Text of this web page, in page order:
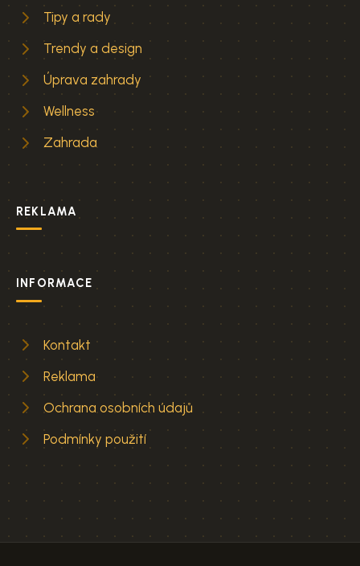
Tipy a rady
Trendy a design
Úprava zahrady
Wellness
Zahrada
REKLAMA
INFORMACE
Kontakt
Reklama
Ochrana osobních údajů
Podmínky použití